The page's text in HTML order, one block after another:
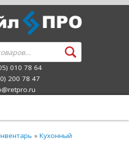
010 78 64
200 78 47
»Кухонный